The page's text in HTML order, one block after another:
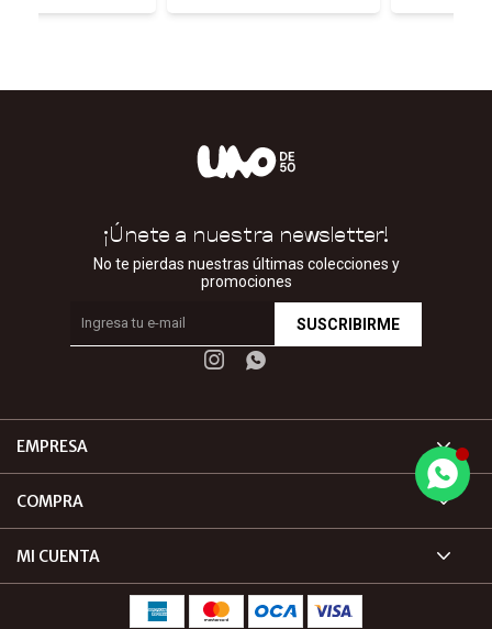
EMPRESA
COMPRA
MI CUENTA
¡Únete a nuestra newsletter!
No te pierdas nuestras últimas colecciones y
promociones
SUSCRIBIRME
 